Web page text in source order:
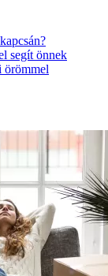
segít önnek
örömmel